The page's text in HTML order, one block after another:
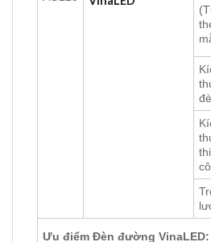
thi
Ưu điểm Đèn đường VinaLED: